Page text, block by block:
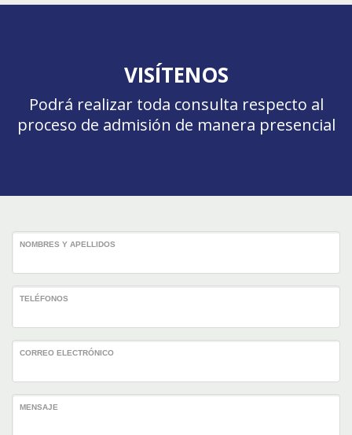
VISÍTENOS
Podrá realizar toda consulta respecto al
proceso de admisión de manera presencial
NOMBRES Y APELLIDOS
TELÉFONOS
CORREO ELECTRÓNICO
MENSAJE